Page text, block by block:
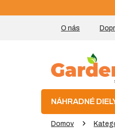
na
O nás
NÁHRADNÉ
Domov